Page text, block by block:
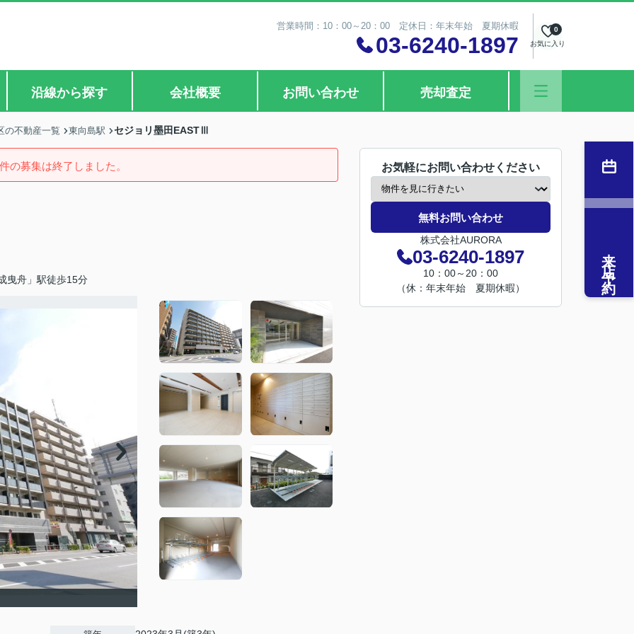
営業時間：10：00～20：00 定休日：年末年始 夏期休暇
03-6240-1897 お気に入り
0
沿線から探す 会社概要 お問い合わせ 売却査定
の不動産一覧 東向島駅 セジョリ墨田EASTⅢ
の募集は終了しました。
曳舟」駅徒歩15分
お気軽にお問い合わせください
無料お問い合わせ
株式会社AURORA
03-6240-1897
10：00～20：00
（休：年末年始 夏期休暇）
来店予約